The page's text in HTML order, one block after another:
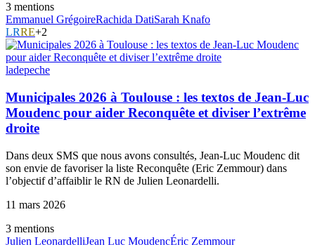
3 mentions
Emmanuel GrégoireRachida DatiSarah Knafo
LRRE+2
ladepeche
Municipales 2026 à Toulouse : les textos de Jean-Luc
Moudenc pour aider Reconquête et diviser l’extrême
droite
Dans deux SMS que nous avons consultés, Jean-Luc Moudenc dit
son envie de favoriser la liste Reconquête (Eric Zemmour) dans
l’objectif d’affaiblir le RN de Julien Leonardelli.
11 mars 2026
3 mentions
Julien LeonardelliJean Luc MoudencÉric Zemmour